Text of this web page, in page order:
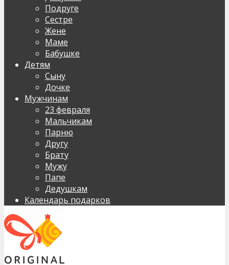
Подруге
Сестре
Жене
Маме
Бабушке
Детям
Сыну
Дочке
Мужчинам
23 февраля
Мальчикам
Парню
Другу
Брату
Мужу
Папе
Дедушкам
Календарь подарков